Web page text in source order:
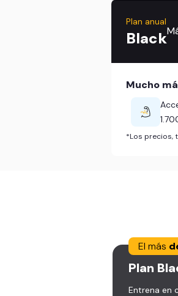
Plan anual
Black
Mucho
*Los precios,
El más
Plan
Entrena en